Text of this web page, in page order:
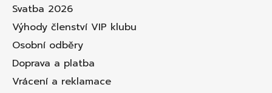
Svatba 2026
Výhody členství VIP klubu
Osobní odběry
Doprava a platba
Vrácení a reklamace